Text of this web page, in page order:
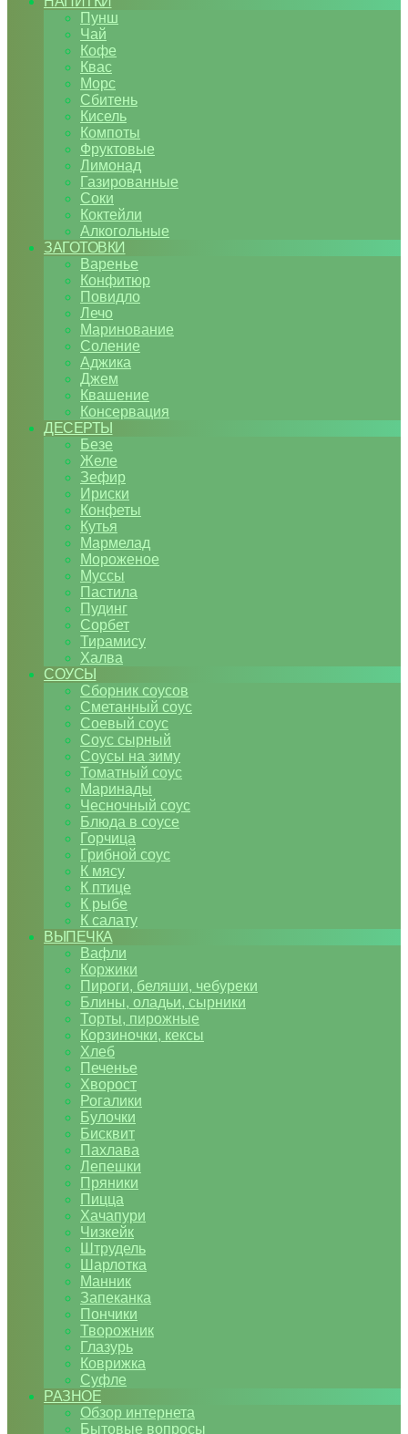
Пунш
Чай
Кофе
Квас
Морс
Сбитень
Кисель
Компоты
Фруктовые
Лимонад
Газированные
Соки
Коктейли
Алкогольные
ЗАГОТОВКИ
Варенье
Конфитюр
Повидло
Лечо
Маринование
Соление
Аджика
Джем
Квашение
Консервация
ДЕСЕРТЫ
Безе
Желе
Зефир
Ириски
Конфеты
Кутья
Мармелад
Мороженое
Муссы
Пастила
Пудинг
Сорбет
Тирамису
Халва
СОУСЫ
Сборник соусов
Сметанный соус
Соевый соус
Соус сырный
Соусы на зиму
Томатный соус
Маринады
Чесночный соус
Блюда в соусе
Горчица
Грибной соус
К мясу
К птице
К рыбе
К салату
ВЫПЕЧКА
Вафли
Коржики
Пироги, беляши, чебуреки
Блины, оладьи, сырники
Торты, пирожные
Корзиночки, кексы
Хлеб
Печенье
Хворост
Рогалики
Булочки
Бисквит
Пахлава
Лепешки
Пряники
Пицца
Хачапури
Чизкейк
Штрудель
Шарлотка
Манник
Запеканка
Пончики
Творожник
Глазурь
Коврижка
Суфле
РАЗНОЕ
Обзор интернета
Бытовые вопросы